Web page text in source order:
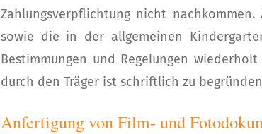
Zahlungsverpflichtung nicht
sowie die in der allgemeinen
Bestimmungen und Regelungen
durch den Träger ist schriftlich zu
Anfertigung von Film- und